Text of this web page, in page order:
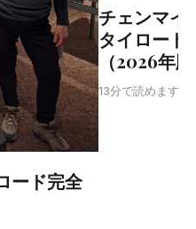
ード完全
チェンマイ
タイロード
（2026年
13分で読めます